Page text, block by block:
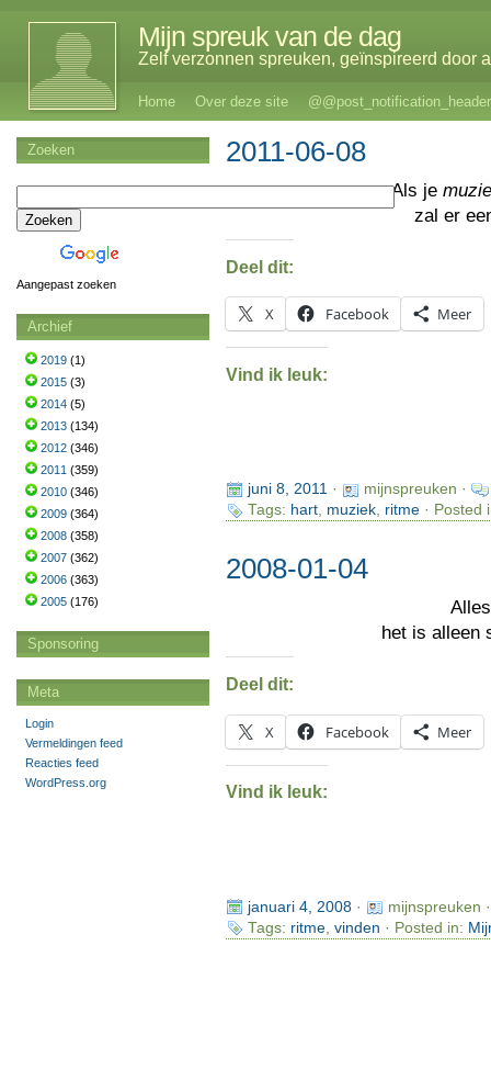
Mijn spreuk van de dag
Zelf verzonnen spreuken, geïnspireerd door
Home Over deze site @@post_notification_header
2011-06-08
Als je
zal er
Deel dit:
X Facebook Meer
Vind ik leuk:
juni 8, 2011·
mijnspreuken ·
Tags: hart, muziek, ritme· Posted
2008-01-04
het is alleen
Deel dit:
X Facebook Meer
Vind ik leuk:
januari 4, 2008·
mijnspreuken
Tags: ritme, vinden · Posted in:
Zoeken
Aangepast zoeken
Archief
2019 (1)
2015 (3)
2014 (5)
2013 (134)
2012 (346)
2011 (359)
2010 (346)
2009 (364)
2008 (358)
2007 (362)
2006 (363)
2005 (176)
Sponsoring
Meta
Login
Vermeldingen feed
Reacties feed
WordPress.org